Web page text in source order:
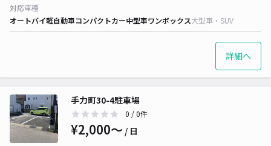
対応車種
オートバイ軽自動車コンパクトカー中型車ワンボックス大型車・SUV
詳細へ
手力町30-4駐車場
0 / 0件
¥2,000〜 / 日